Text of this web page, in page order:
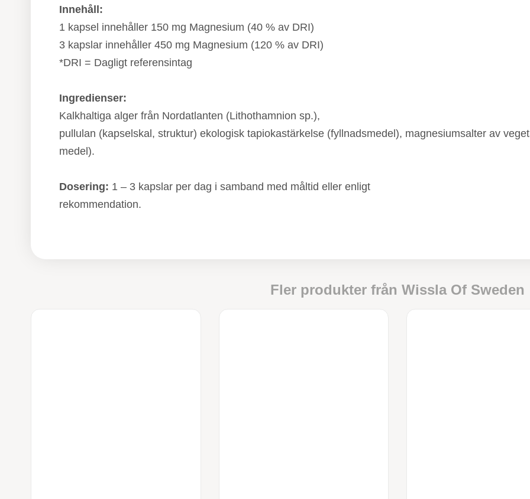
Innehåll:
1 kapsel innehåller 150 mg Magnesium (40 % av DRI)
3 kapslar innehåller 450 mg Magnesium (120 % av DRI)
*DRI = Dagligt referensintag
Ingredienser:
Kalkhaltiga alger från Nordatlanten (Lithothamnion sp.),
pullulan (kapselskal, struktur) ekologisk tapiokastärkelse (fyllnadsmedel), magnesiumsalter av
medel).
Dosering: 1 – 3 kapslar per dag i samband med måltid eller enligt
rekommendation.
Fler produkter från Wissla Of Sweden